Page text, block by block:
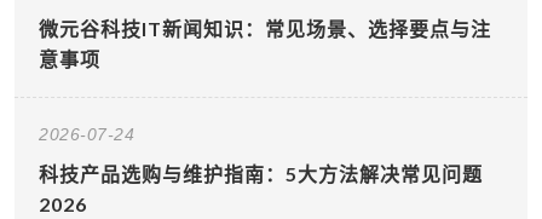
微元谷科技IT新闻知识：常见场景、选择要点与注
意事项
2026-07-24
科技产品选购与维护指南：5大方法解决常见问题
2026